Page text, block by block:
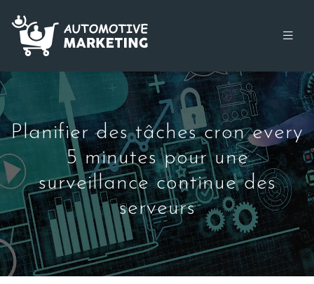
Planifier des tâches cron every
5 minutes pour une
surveillance continue des
serveurs